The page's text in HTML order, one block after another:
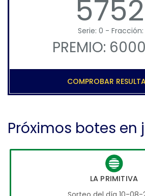
Serie: 0 - Fracción:
PREMIO:
COMPROBAR
Próximos botes en
LA PRIMITIVA